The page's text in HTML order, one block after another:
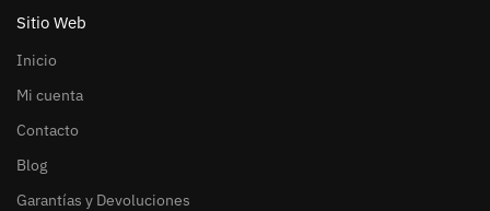
Sitio Web
Inicio
Mi cuenta
Contacto
Blog
Garantías y Devoluciones